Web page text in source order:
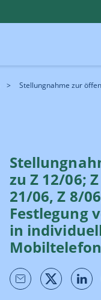
Stellungnahme zur
zu Z 12/06;
21/06, Z 8/
Festlegung
in